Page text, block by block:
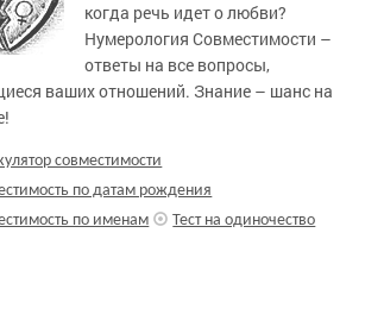
когда речь идет о любви?
Нумерология Совместимости –
ответы на все вопросы,
ваших отношений. Знание – шанс на
совместимости
по датам рождения
по именам
Тест на одиночество